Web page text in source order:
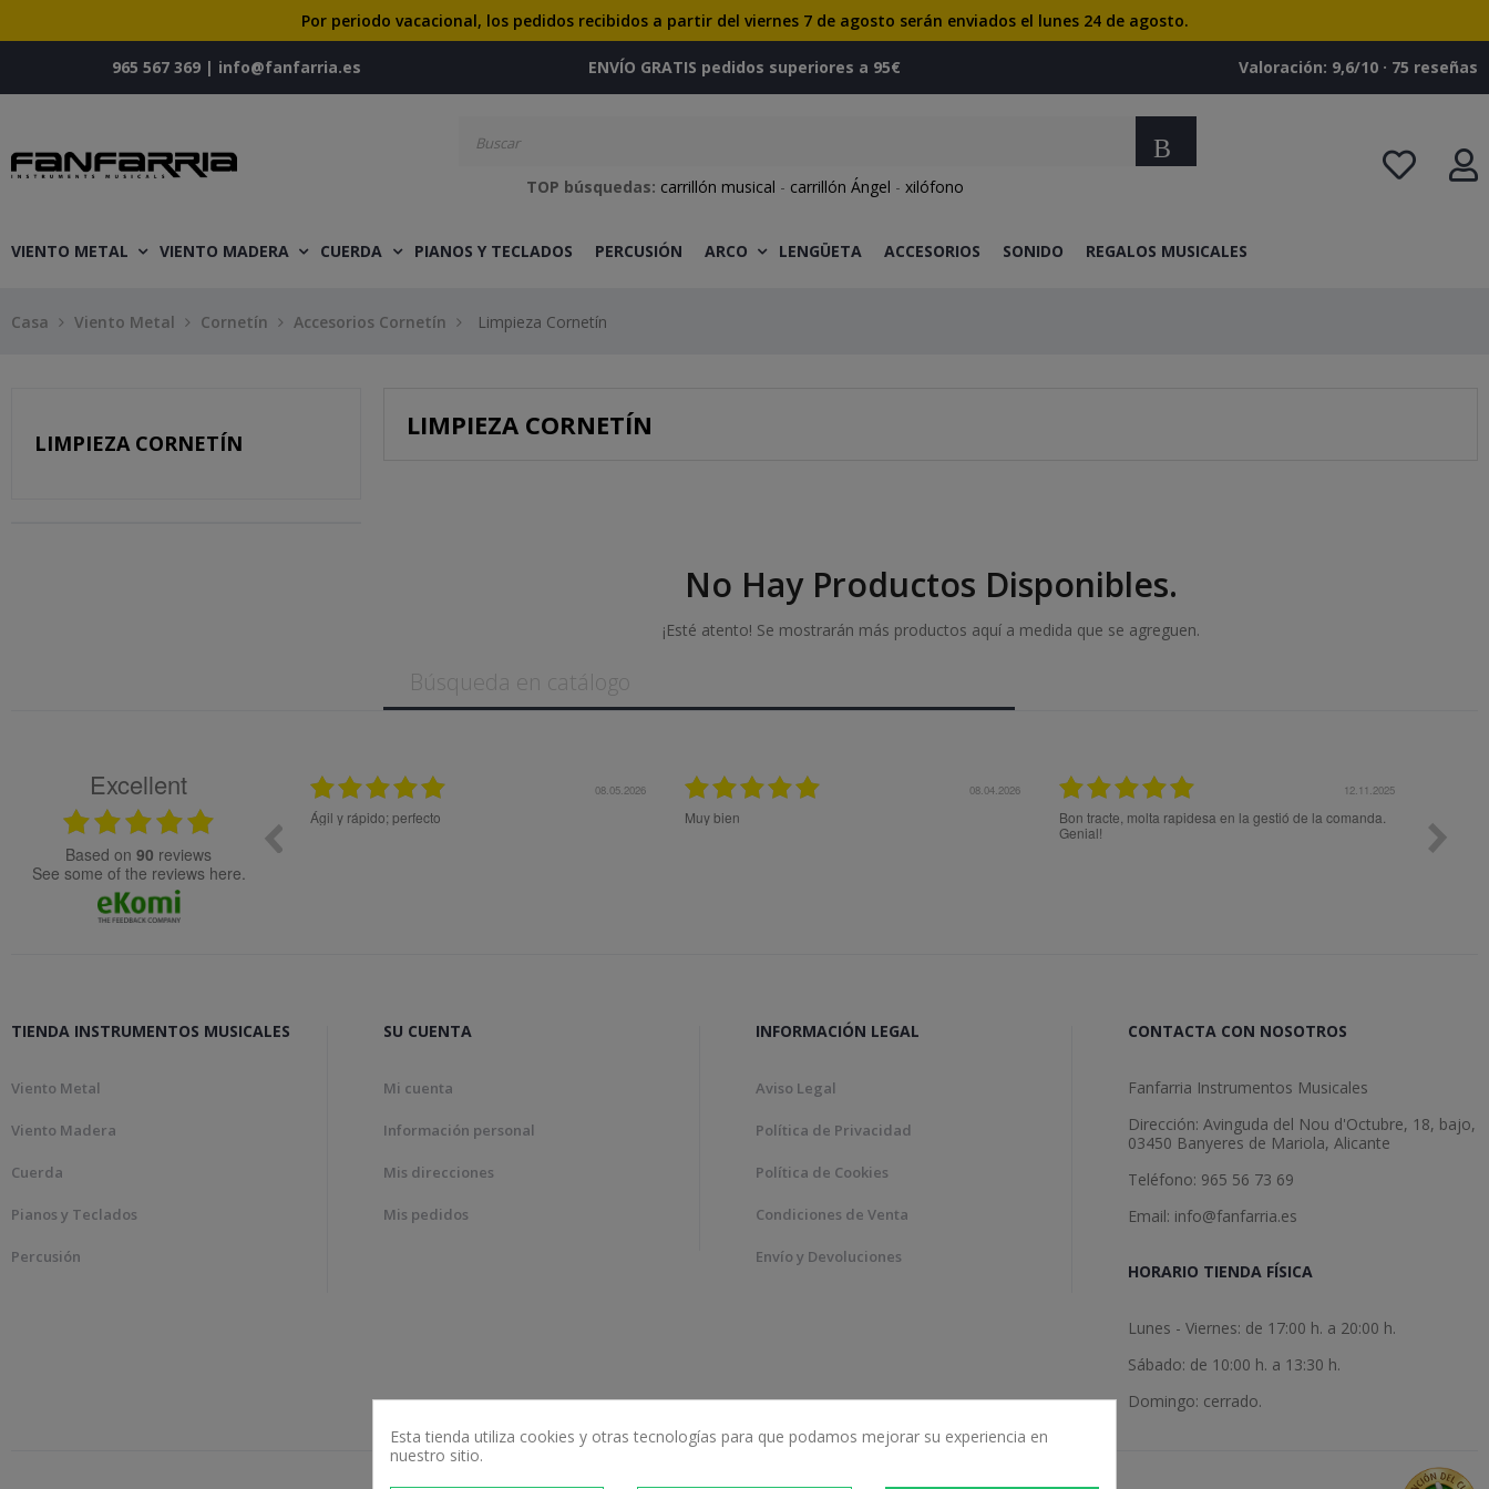
Por periodo vacacional, los pedidos recibidos a partir del viernes 7 de agosto serán enviados el lunes 24 de agosto.
965 567 369 | info@fanfarria.es ENVÍO GRATIS pedidos superiores a 95€ Valoración: 9,6/10 · ‎75 reseñas
Buscar
TOP búsquedas: carrillón musical - carrillón Ángel - xilófono
VIENTO METAL VIENTO MADERA CUERDA PIANOS Y TECLADOS PERCUSIÓN ARCO LENGÜETA ACCESORIOS SONIDO REGALOS MUSICALES
Casa Viento Metal Cornetín Accesorios Cornetín Limpieza Cornetín
LIMPIEZA CORNETÍN
LIMPIEZA CORNETÍN
No Hay Productos Disponibles.
¡Esté atento! Se mostrarán más productos aquí a medida que se agreguen.
Excellent
based on 90 reviews
see some of the reviews here.
precio y el material de muy buena calidad.
08.05.2026
Ágil y rápido; perfecto
08.04.2026
Muy bien
12.11.2025
Bon tracte, molta rapidesa en la gestió de la comanda.
Genial!
TIENDA INSTRUMENTOS MUSICALES
Viento Metal
Viento Madera
Cuerda
Pianos y Teclados
Percusión
SU CUENTA
Mi cuenta
Información personal
Mis direcciones
Mis pedidos
INFORMACIÓN LEGAL
Aviso Legal
Política de Privacidad
Política de Cookies
Condiciones de Venta
Envío y Devoluciones
CONTACTA CON NOSOTROS
Fanfarria Instrumentos Musicales
Dirección: Avinguda del Nou d'Octubre, 18, bajo,
03450 Banyeres de Mariola, Alicante
Teléfono: 965 56 73 69
Email: info@fanfarria.es
HORARIO TIENDA FÍSICA
Lunes - Viernes: de 17:00 h. a 20:00 h.
Sábado: de 10:00 h. a 13:30 h.
Domingo: cerrado.
Esta tienda utiliza cookies y otras tecnologías para que podamos mejorar su experiencia en
nuestro sitio.